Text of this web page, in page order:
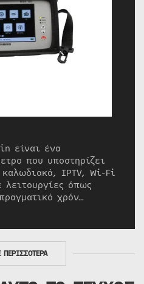
είναι ένα
που υποστηρίζει
IPTV, Wi-Fi
όπως
χρόν…
ΠΕΡΙΣΣΟΤΕΡΑ